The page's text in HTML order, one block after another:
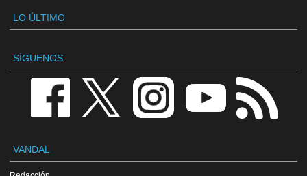
LO ÚLTIMO
SÍGUENOS
VANDAL